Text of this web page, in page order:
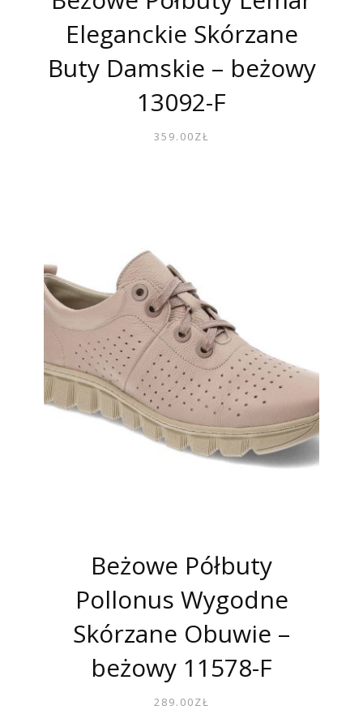
Eleganckie Skórzane
Buty Damskie – beżowy
13092-F
359.00ZŁ
Beżowe Półbuty
Pollonus Wygodne
Skórzane Obuwie –
beżowy 11578-F
289.00ZŁ